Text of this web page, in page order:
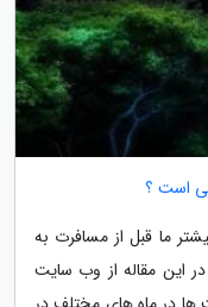
است ؟
ما قبل از مسافرت به
این مقاله از وب سایت